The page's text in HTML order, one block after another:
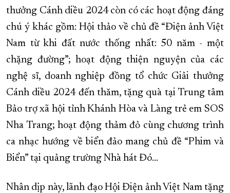
thưởng Cánh diều 2024 còn có các hoạt động đáng
chú ý khác gồm: Hội thảo về chủ đề “Điện ảnh Việt
Nam từ khi đất nước thống nhất: 50 năm - một
chặng đường”; hoạt động thiện nguyện của các
nghệ sĩ, doanh nghiệp đồng tổ chức Giải thưởng
Cánh diều 2024 đến thăm, tặng quà tại Trung tâm
Bảo trợ xã hội tỉnh Khánh Hòa và Làng trẻ em SOS
Nha Trang; hoạt động thảm đỏ cùng chương trình
ca nhạc hướng về biển đảo mang chủ đề “Phim và
Biển” tại quảng trường Nhà hát Đó…
Nhân dịp này, lãnh đạo Hội Điện ảnh Việt Nam tặng